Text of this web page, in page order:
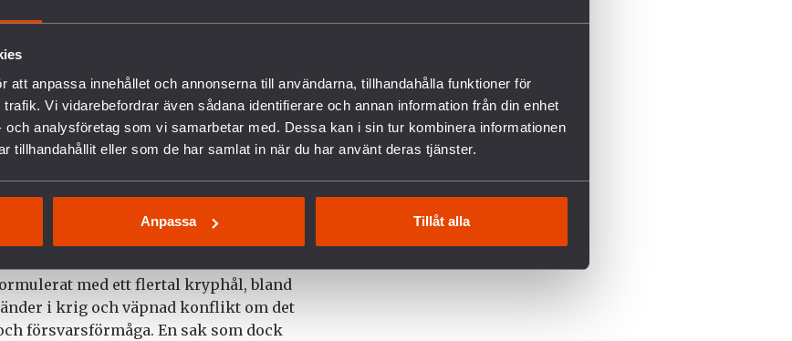
att anpassa innehållet och annonserna till användarna, tillhandahålla funktioner för
Vi vidarebefordrar även sådana identifierare och annan information från din enhet
analysföretag som vi samarbetar med. Dessa kan i sin tur kombinera informationen
tillhandahållit eller som de har samlat in när du har använt deras tjänster.
Anpassa Tillåt alla
med några undantag exporterat
varje år sedan 1950-talet. Dessa
konflikt med varandra. Sverige har
under bland annat Irakkriget. Det mest
Sverige tillåter export av
och UAE-ledda koalitionen. 2020
till dessa länder enligt Svenska
(UAE) var samma år Sveriges
med ett flertal kryphål, bland
i krig och väpnad konflikt om det
försvarsförmåga. En sak som dock